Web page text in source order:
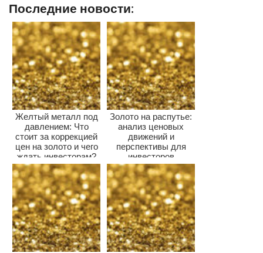
Последние новости:
Желтый металл под
давлением: Что
стоит за коррекцией
цен на золото и чего
ждать инвесторам?
Золото на распутье:
анализ ценовых
движений и
перспективы для
инвесторов